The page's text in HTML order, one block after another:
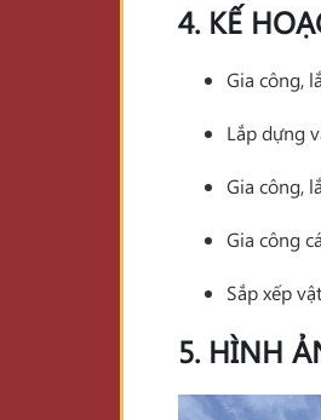
4. KẾ
Gia công,
Lắp dựng
Gia công,
Gia công
Sắp xếp
5. HÌNH